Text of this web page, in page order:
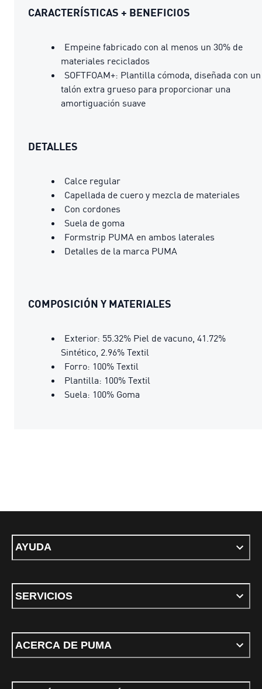
CARACTERÍSTICAS + BENEFICIOS
Empeine fabricado con al menos un 30% de
materiales reciclados
SOFTFOAM+: Plantilla cómoda, diseñada con un
talón extra grueso para proporcionar una
amortiguación suave
DETALLES
Calce regular
Capellada de cuero y mezcla de materiales
Con cordones
Suela de goma
Formstrip PUMA en ambos laterales
Detalles de la marca PUMA
COMPOSICIÓN Y MATERIALES
Exterior: 55.32% Piel de vacuno, 41.72%
Sintético, 2.96% Textil
Forro: 100% Textil
Plantilla: 100% Textil
Suela: 100% Goma
AYUDA
SERVICIOS
ACERCA DE PUMA